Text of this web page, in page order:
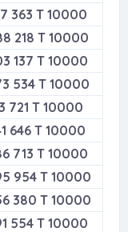
363 T 10000
218 T 10000
137 T 10000
534 T 10000
721 T 10000
646 T 10000
713 T 10000
954 T 10000
380 T 10000
554 T 10000